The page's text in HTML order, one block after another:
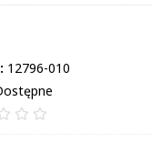
12796-010